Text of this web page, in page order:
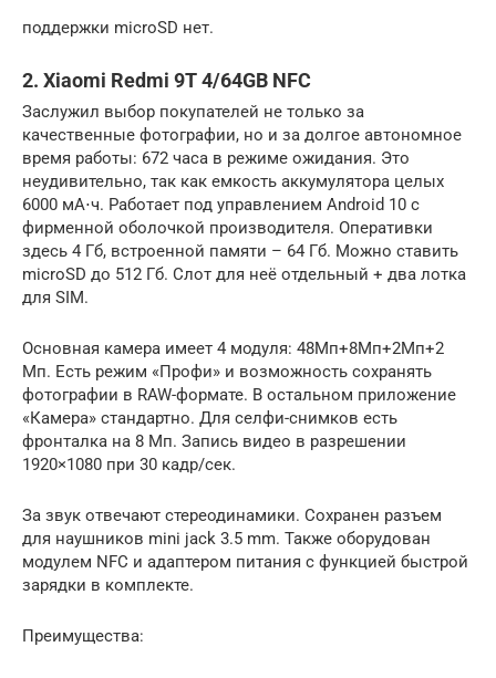
поддержки microSD нет.
2. Xiaomi Redmi 9T 4/64GB NFC
Заслужил выбор покупателей не только за
качественные фотографии, но и за долгое автономное
время работы: 672 часа в режиме ожидания. Это
неудивительно, так как емкость аккумулятора целых
6000 мА⋅ч. Работает под управлением Android 10 с
фирменной оболочкой производителя. Оперативки
здесь 4 Гб, встроенной памяти – 64 Гб. Можно ставить
microSD до 512 Гб. Слот для неё отдельный + два лотка
для SIM.
Основная камера имеет 4 модуля: 48Мп+8Мп+2Мп+2
Мп. Есть режим «Профи» и возможность сохранять
фотографии в RAW-формате. В остальном приложение
«Камера» стандартно. Для селфи-снимков есть
фронталка на 8 Мп. Запись видео в разрешении
1920×1080 при 30 кадр/сек.
За звук отвечают стереодинамики. Сохранен разъем
для наушников mini jack 3.5 mm. Также оборудован
модулем NFC и адаптером питания с функцией быстрой
зарядки в комплекте.
Преимущества: